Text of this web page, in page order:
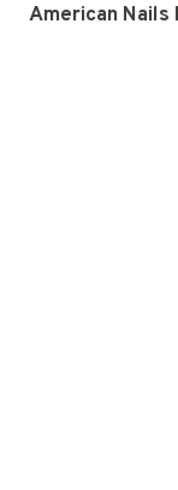
American Nails